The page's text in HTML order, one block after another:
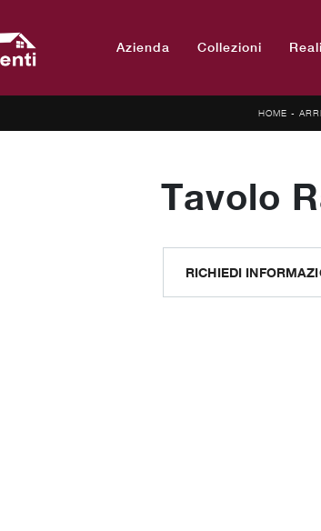
Azienda Collezioni
HOME -
Tavolo
RICHIEDI